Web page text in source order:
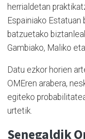
herrialdetan
Espainiako Estatuan
batzuetako
Gambiako, Maliko
Datu ezkor horien
OMEren arabera,
egiteko
urtetik.
Senegaldik